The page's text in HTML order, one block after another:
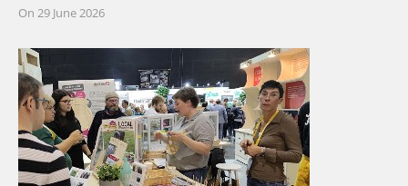
On 29 June 2026